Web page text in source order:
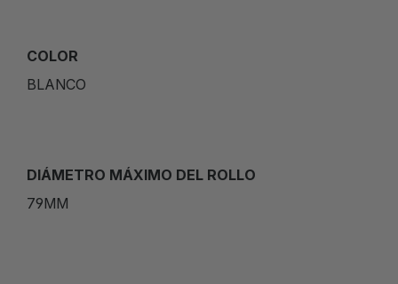
COLOR
BLANCO
DIÁMETRO MÁXIMO DEL ROLLO
79MM